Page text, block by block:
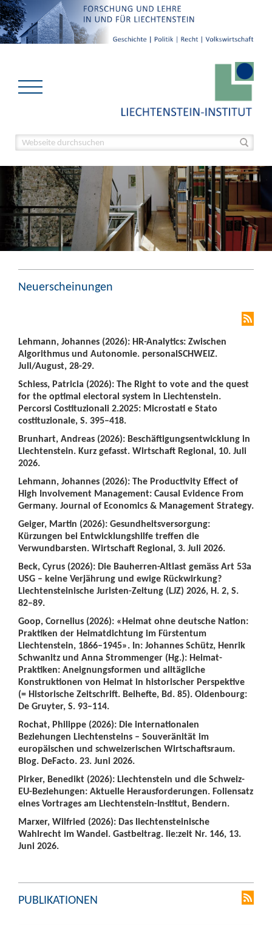
Neuerscheinungen
Lehmann, Johannes (2026): HR-Analytics: Zwischen
Algorithmus und Autonomie. personalSCHWEIZ.
Juli/August, 28-29.
Schiess, Patricia (2026): The Right to vote and the quest
for the optimal electoral system in Liechtenstein.
Percorsi Costituzionali 2.2025: Microstati e Stato
costituzionale, S. 395–418.
Brunhart, Andreas (2026): Beschäftigungsentwicklung in
Liechtenstein. Kurz gefasst. Wirtschaft Regional, 10. Juli
2026.
Lehmann, Johannes (2026): The Productivity Effect of
High Involvement Management: Causal Evidence From
Germany. Journal of Economics & Management Strategy.
Geiger, Martin (2026): Gesundheitsversorgung:
Kürzungen bei Entwicklungshilfe treffen die
Verwundbarsten. Wirtschaft Regional, 3. Juli 2026.
Beck, Cyrus (2026): Die Bauherren-Altlast gemäss Art 53a
USG – keine Verjährung und ewige Rückwirkung?
Liechtensteinische Juristen-Zeitung (LJZ) 2026, H. 2, S.
82–89.
Goop, Cornelius (2026): «Heimat ohne deutsche Nation:
Praktiken der Heimatdichtung im Fürstentum
Liechtenstein, 1866–1945». In: Johannes Schütz, Henrik
Schwanitz und Anna Strommenger (Hg.): Heimat-
Praktiken: Aneignungsformen und alltägliche
Konstruktionen von Heimat in historischer Perspektive
(= Historische Zeitschrift. Beihefte, Bd. 85). Oldenbourg:
De Gruyter, S. 93–114.
Rochat, Philippe (2026): Die internationalen
Beziehungen Liechtensteins – Souveränität im
europäischen und schweizerischen Wirtschaftsraum.
Blog. DeFacto. 23. Juni 2026.
Pirker, Benedikt (2026): Liechtenstein und die Schweiz-
EU-Beziehungen: Aktuelle Herausforderungen. Foliensatz
eines Vortrages am Liechtenstein-Institut, Bendern.
Marxer, Wilfried (2026): Das liechtensteinische
Wahlrecht im Wandel. Gastbeitrag. lie:zeit Nr. 146, 13.
Juni 2026.
PUBLIKATIONEN